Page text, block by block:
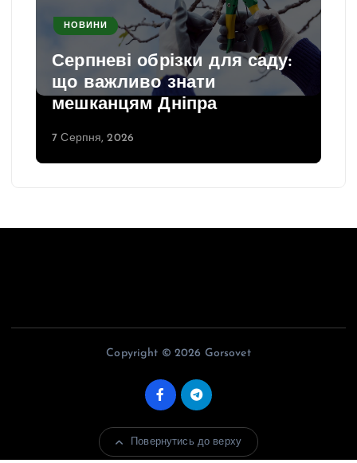
НОВИНИ
Серпневі обрізки для саду:
що важливо знати
мешканцям Дніпра
7 Серпня, 2026
Copyright © 2026 Gorsovet
Повернутись до верху